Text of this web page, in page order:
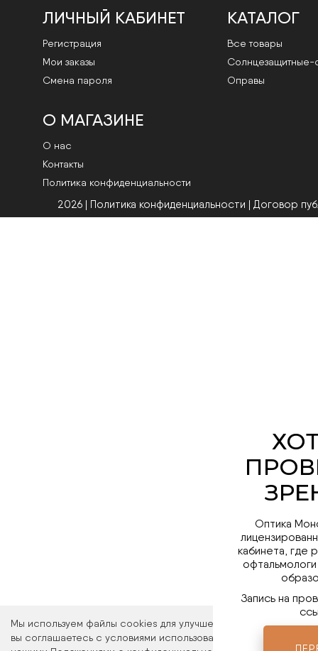
Мы используем файлы cookies для улучшения работы сайта.
вы соглашаетесь с условиями использования файлов cookies.
ЛИЧНЫЙ КАБИНЕТ
Регистрация
Мои заказы
Смена пароля
КАТАЛОГ
Все товары
Cолнцезащитные-
Оправы
О МАГАЗИНЕ
О нас
Контакты
Политика конфиденциальности
2026 | Политика конфиденциальности | Договор
Оптика
кабинета, где
Запись на